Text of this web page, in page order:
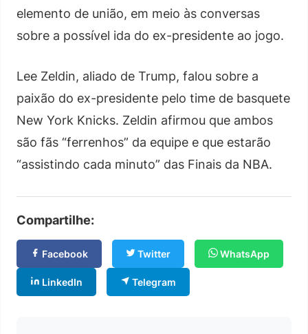
elemento de união, em meio às conversas
sobre a possível ida do ex-presidente ao jogo.
Lee Zeldin, aliado de Trump, falou sobre a
paixão do ex-presidente pelo time de basquete
New York Knicks. Zeldin afirmou que ambos
são fãs “ferrenhos” da equipe e que estarão
“assistindo cada minuto” das Finais da NBA.
Compartilhe:
Facebook Twitter WhatsApp
LinkedIn Telegram